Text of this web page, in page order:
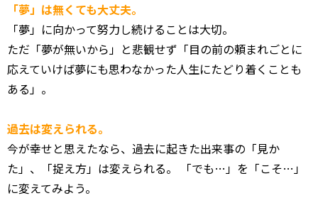
「夢」は無くても大丈夫。
「夢」に向かって努力し続けることは大切。
ただ「夢が無いから」と悲観せず「目の前の頼まれごとに
応えていけば夢にも思わなかった人生にたどり着くことも
ある」。
過去は変えられる。
今が幸せと思えたなら、過去に起きた出来事の「見か
た」、「捉え方」は変えられる。 「でも…」を「こそ…」
に変えてみよう。